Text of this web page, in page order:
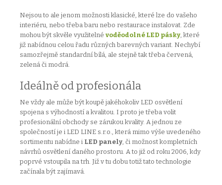
Nejsou to ale jenom možnosti klasické, které lze do vašeho
interiéru, nebo třeba baru nebo restaurace instalovat. Zde
mohou být skvěle využitelné voděodolné LED pásky, které
již nabídnou celou řadu různých barevných variant. Nechybí
samozřejmě standardní bílá, ale stejně tak třeba červená,
zelená či modrá.
Ideálně od profesionála
Ne vždy ale může být koupě jakéhokoliv LED osvětlení
spojena s výhodností a kvalitou. I proto je třeba volit
profesionální obchody se zárukou kvality. A jednou ze
společností je i LED LINE s.r.o., která mimo výše uvedeného
sortimentu nabídne i LED panely , či možnost kompletních
návrhů osvětlení daného prostoru. A to již od roku 2006, kdy
poprvé vstoupila na trh. Již v tu dobu totiž tato technologie
začínala být zajímavá.